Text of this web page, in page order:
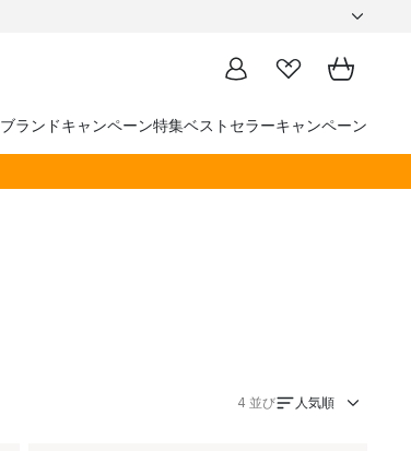
ブランドキャンペーン特集ベストセラーキャンペーン
4 並び 人気順